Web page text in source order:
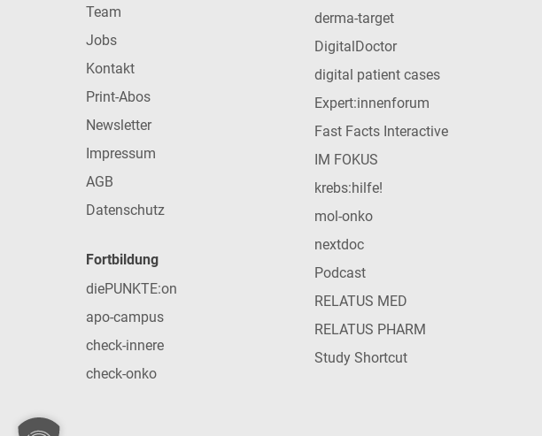
Team
Jobs
Kontakt
Print-Abos
Newsletter
Impressum
AGB
Datenschutz
Fortbildung
diePUNKTE:on
apo-campus
check-innere
check-onko
derma-target
DigitalDoctor
digital patient cases
Expert:innenforum
Fast Facts Interactive
IM FOKUS
krebs:hilfe!
mol-onko
nextdoc
Podcast
RELATUS MED
RELATUS PHARM
Study Shortcut